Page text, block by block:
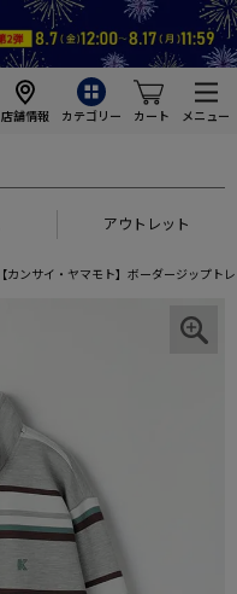
店舗情報 カテゴリー カート メニュー
アウトレット
【カンサイ・ヤマモト】ボーダージップト